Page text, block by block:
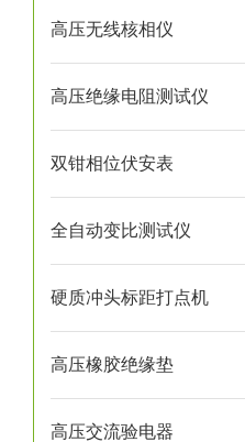
高压无线核相仪
高压绝缘电阻测试仪
双钳相位伏安表
全自动变比测试仪
硬质冲头标距打点机
高压橡胶绝缘垫
高压交流验电器